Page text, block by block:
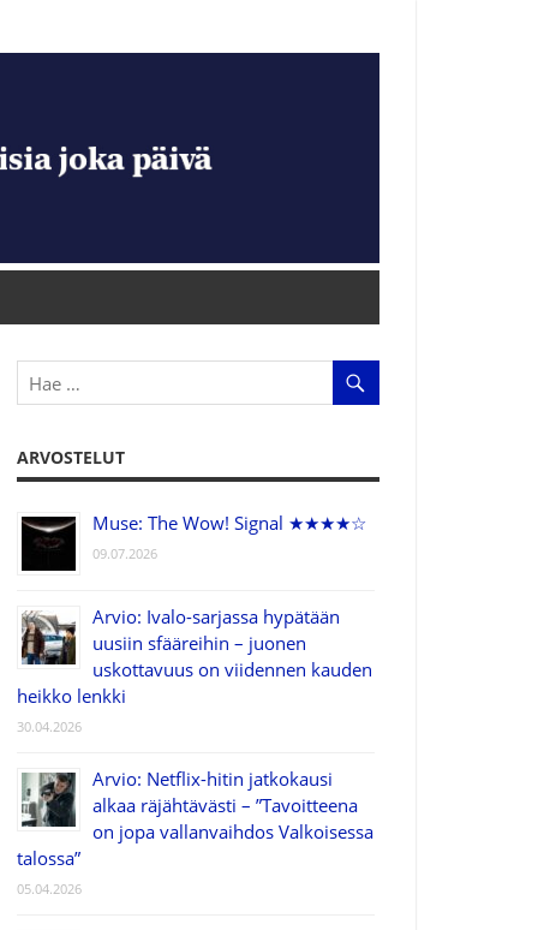
ARVOSTELUT
Muse: The Wow! Signal ★★★★☆
09.07.2026
Arvio: Ivalo-sarjassa hypätään
uusiin sfääreihin – juonen
uskottavuus on viidennen kauden
heikko lenkki
30.04.2026
Arvio: Netflix-hitin jatkokausi
alkaa räjähtävästi – ”Tavoitteena
on jopa vallanvaihdos Valkoisessa
talossa”
05.04.2026